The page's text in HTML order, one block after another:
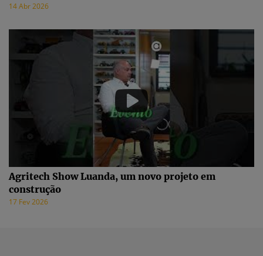
14 Abr 2026
Agritech Show Luanda, um novo projeto em
construção
17 Fev 2026